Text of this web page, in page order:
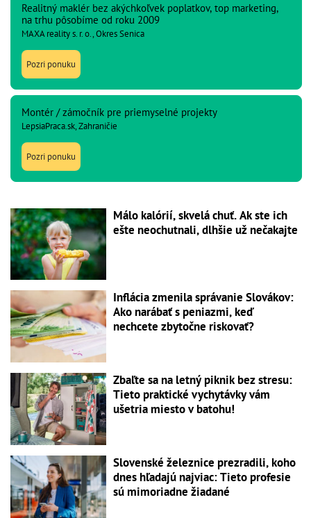
Realitný maklér bez akýchkoľvek poplatkov, top marketing,
na trhu pôsobíme od roku 2009
MAXA reality s. r. o., Okres Senica
Pozri ponuku
Montér / zámočník pre priemyselné projekty
LepsiaPraca.sk, Zahraničie
Pozri ponuku
Málo kalórií, skvelá chuť. Ak ste ich
ešte neochutnali, dlhšie už nečakajte
Inflácia zmenila správanie Slovákov:
Ako narábať s peniazmi, keď
nechcete zbytočne riskovať?
Zbaľte sa na letný piknik bez stresu:
Tieto praktické vychytávky vám
ušetria miesto v batohu!
Slovenské železnice prezradili, koho
dnes hľadajú najviac: Tieto profesie
sú mimoriadne žiadané